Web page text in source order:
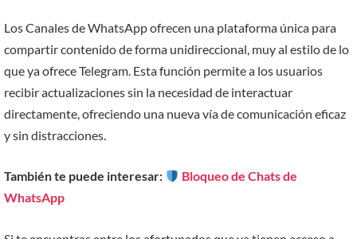
Los Canales de WhatsApp ofrecen una plataforma única para
compartir contenido de forma unidireccional, muy al estilo de lo
que ya ofrece Telegram. Esta función permite a los usuarios
recibir actualizaciones sin la necesidad de interactuar
directamente, ofreciendo una nueva vía de comunicación eficaz
y sin distracciones.
También te puede interesar:
Bloqueo de Chats de
WhatsApp